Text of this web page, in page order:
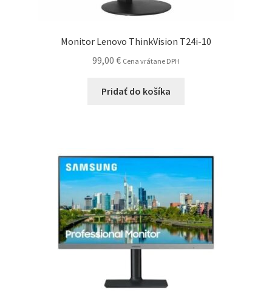
Monitor Lenovo ThinkVision T24i-10
99,00 € Cena vrátane DPH
Pridať do košíka